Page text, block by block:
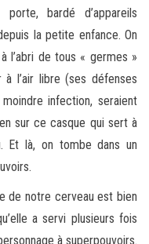
bardé d’appareils
la petite enfance. On
l’abri de tous « germes »
l’air libre (ses défenses
infection, seraient
sur ce casque qui sert à
Et là, on tombe dans un
de notre cerveau est bien
a servi plusieurs fois
à superpouvoirs.